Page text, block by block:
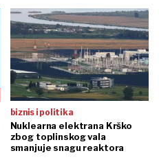
biznis i politika
Nuklearna elektrana Krško
zbog toplinskog vala
smanjuje snagu reaktora